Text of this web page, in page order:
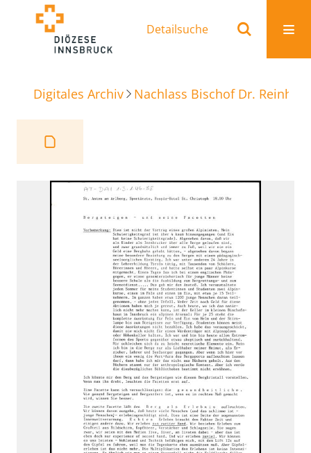
Detailsuche
Digitales Archiv Nachlass Bischof Dr.